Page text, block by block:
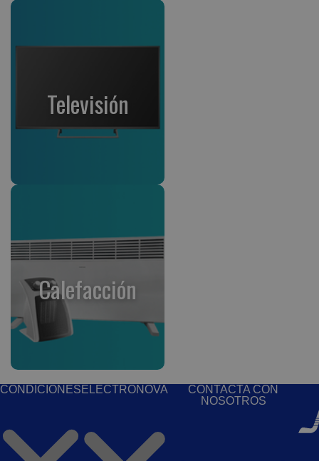
Televisión
Calefacción
CONDICIONESELECTRONOVA
CONTACTA CON
NOSOTROS